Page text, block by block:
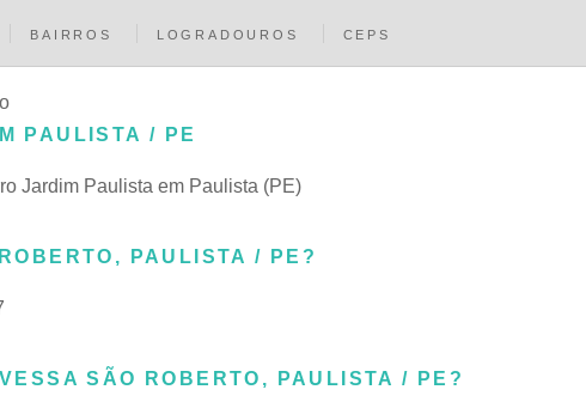
BAIRROS LOGRADOUROS CEPS
PAULISTA / PE
Jardim Paulista em Paulista (PE)
PAULISTA / PE?
SÃO ROBERTO, PAULISTA / PE?